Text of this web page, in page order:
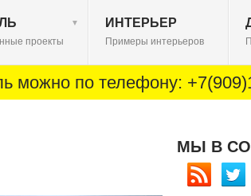
проекты
▼ ИНТЕРЬЕР
Примеры интерьеров
можно по телефону:
МЫ В